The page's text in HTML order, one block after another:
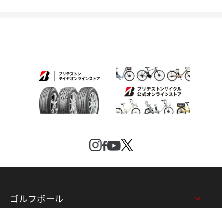
ゴルフボール